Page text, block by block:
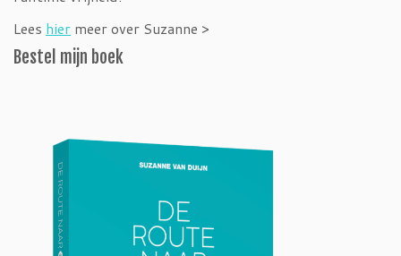
Lees hier meer over Suzanne >
Bestel mijn boek